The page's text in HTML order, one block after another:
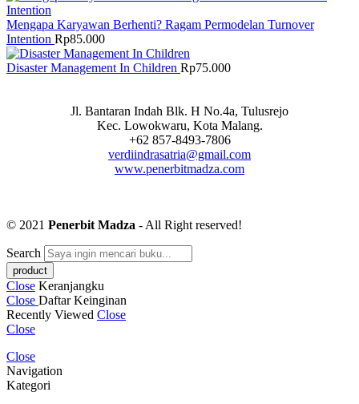
Mengapa Karyawan Berhenti? Ragam Permodelan Turnover
Intention Rp85.000
Disaster Management In Children Rp75.000
Jl. Bantaran Indah Blk. H No.4a, Tulusrejo
Kec. Lowokwaru, Kota Malang.
+62 857-8493-7806
verdiindrasatria@gmail.com
www.penerbitmadza.com
© 2021 Penerbit Madza - All Right reserved!
Search
Close Keranjangku
Close Daftar Keinginan
Recently Viewed Close
Close
Close
Navigation
Kategori